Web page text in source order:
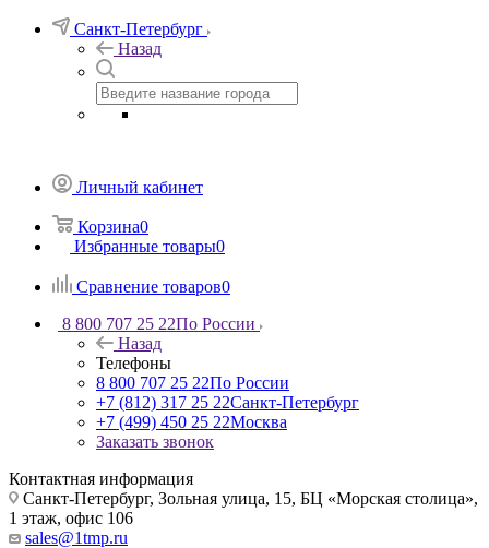
Санкт-Петербург
Назад
Личный кабинет
Корзина0
Избранные товары0
Сравнение товаров0
8 800 707 25 22По России
Назад
Телефоны
8 800 707 25 22По России
+7 (812) 317 25 22Санкт-Петербург
+7 (499) 450 25 22Москва
Заказать звонок
Контактная информация
Санкт-Петербург, Зольная улица, 15, БЦ «Морская столица»,
1 этаж, офис 106
sales@1tmp.ru